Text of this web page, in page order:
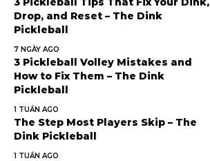
Drop, and Reset – The Dink
Pickleball
7 NGÀY AGO
3 Pickleball Volley Mistakes and
How to Fix Them – The Dink
Pickleball
1 TUẦN AGO
The Step Most Players Skip – The
Dink Pickleball
1 TUẦN AGO